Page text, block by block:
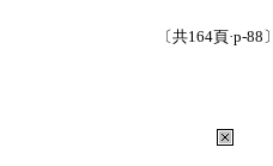
〔共164頁·p-88〕